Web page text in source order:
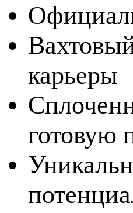
карьеры
готовую